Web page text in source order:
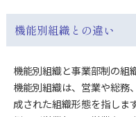
機能別組織との違い
機能別組織と事業部制の組
機能別組織は、営業や総務
成された組織形態を指します